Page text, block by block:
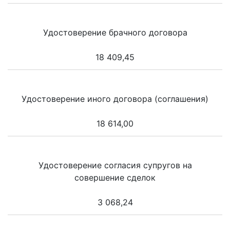
Удостоверение брачного договора
18 409,45
Удостоверение иного договора (соглашения)
18 614,00
Удостоверение согласия супругов на
совершение сделок
3 068,24